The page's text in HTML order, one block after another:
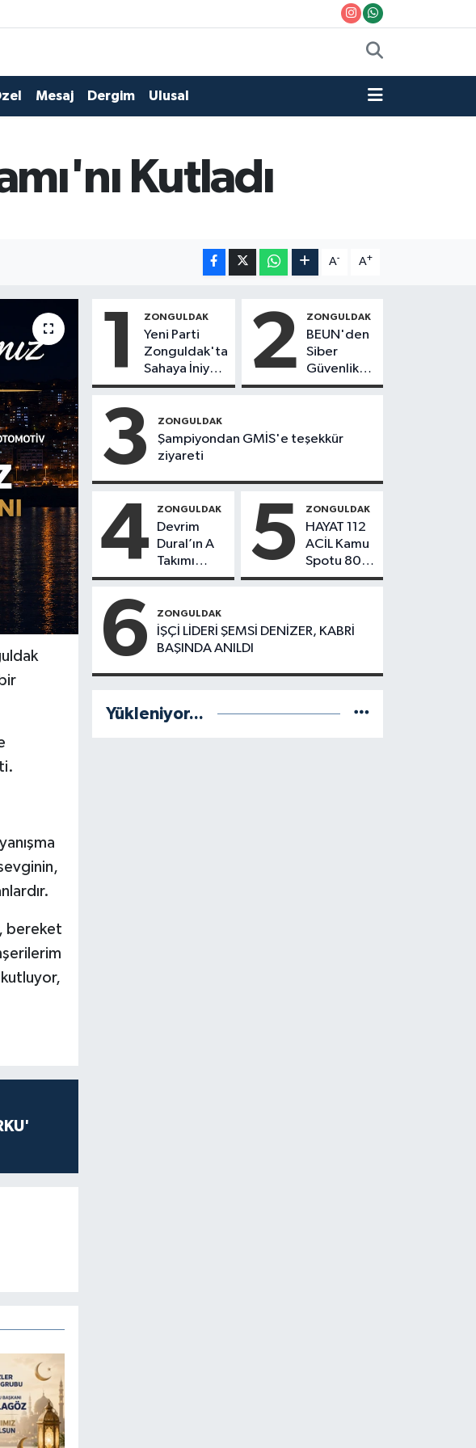
Mesaj Dergim Ulusal
Kutladı
A- A+
bereket
kutluyor,
1 ZONGULDAK
Yeni Parti
Zonguldak'ta
Sahaya İniyor!
8 İlçede
Başkanlar
Göreve
Başladı
2 ZONGULDAK
BEUN'den
Siber
Güvenlik
Hamlesi
3 ZONGULDAK
Şampiyondan GMİS'e teşekkür
ziyareti
4 ZONGULDAK
Devrim
Dural’ın A
Takımı
Göreve
Yönetimde
Kimler Var?
5 ZONGULDAK
HAYAT 112
ACİL Kamu
Spotu 800
bin
6 ZONGULDAK
İŞÇİ LİDERİ ŞEMSİ DENİZER, KABRİ
BAŞINDA ANILDI
Yükleniyor...